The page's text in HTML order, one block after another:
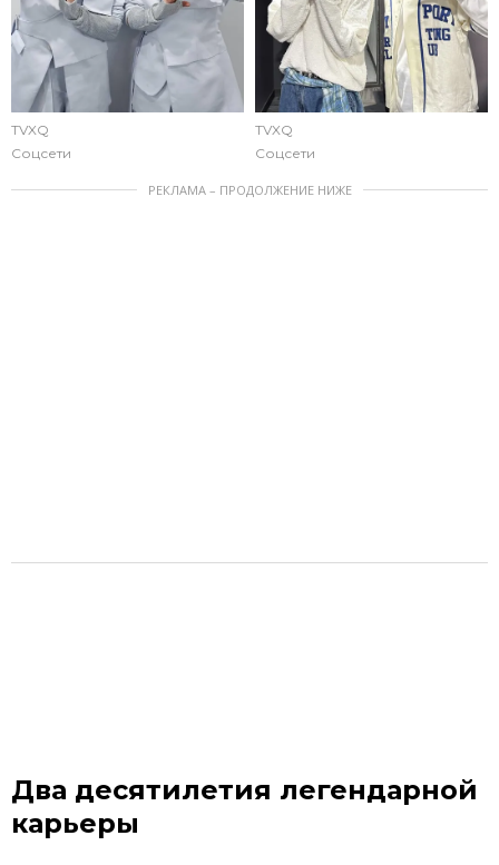
TVXQ
Соцсети
TVXQ
Соцсети
РЕКЛАМА – ПРОДОЛЖЕНИЕ НИЖЕ
Два десятилетия легендарной
карьеры